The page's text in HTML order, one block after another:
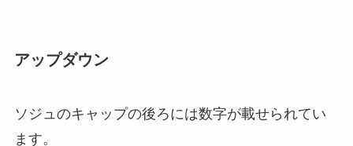
アップダウン
ソジュのキャップの後ろには数字が載せられてい
ます。